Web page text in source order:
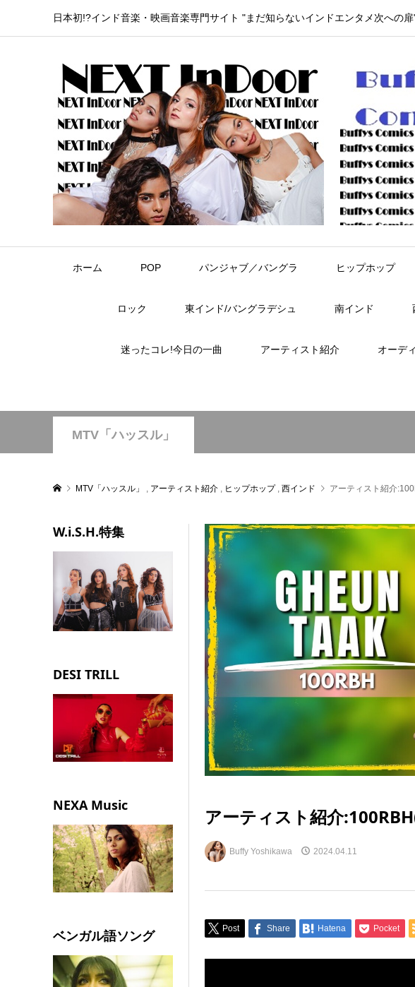
日本初!?インド音楽・映画音楽専門サイト "まだ知らないインドエンタメ次への
ホーム POP パンジャブ／バングラ ヒップホップ
ロック 東インド/バングラデシュ 南インド
迷ったコレ!今日の一曲 アーティスト紹介 オーデ
MTV「ハッスル」
MTV「ハッスル」 , アーティスト紹介 , ヒップホップ , 西インド アーティスト紹介
アーティスト紹介
Buffy Yoshikawa 2024.04.11
Post Share Hatena Pocket
W.i.S.H.特集
DESI TRILL
NEXA Music
ベンガル語ソング